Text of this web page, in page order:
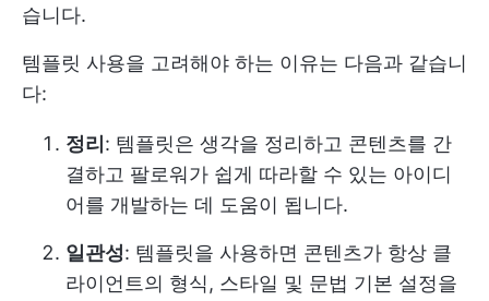
습니다.
템플릿 사용을 고려해야 하는 이유는 다음과 같습니
다:
정리 : 템플릿은 생각을 정리하고 콘텐츠를 간
결하고 팔로워가 쉽게 따라할 수 있는 아이디
어를 개발하는 데 도움이 됩니다.
일관성: 템플릿을 사용하면 콘텐츠가 항상 클
라이언트의 형식, 스타일 및 문법 기본 설정을